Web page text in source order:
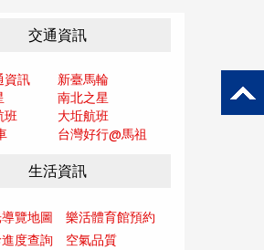
交通資訊
資訊
新臺馬輪
南北之星
班
大坵航班
台灣好行@馬祖
生活資訊
覽地圖
樂活體育館預約
度查詢
空氣品質